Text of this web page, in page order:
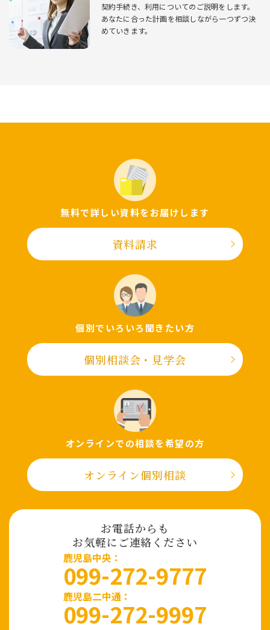
契約⼿続き、利⽤についてのご説明をします。
あなたに合った計画を相談しながら⼀つずつ決
めていきます。
無料で詳しい資料をお届けします
資料請求
個別でいろいろ聞きたい⽅
個別相談会・⾒学会
オンラインでの相談を希望の⽅
オンライン個別相談
お電話からも
お気軽にご連絡ください
⿅児島中央：
099-272-9777
鹿児島二中通：
099-272-9997